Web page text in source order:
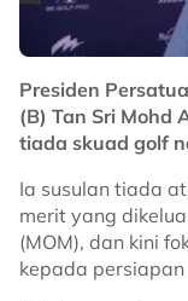
Presiden
(B) Tan Sri Mohd
tiada skuad golf
Ia susulan tiada
merit yang
(MOM), dan kini
kepada persiapan